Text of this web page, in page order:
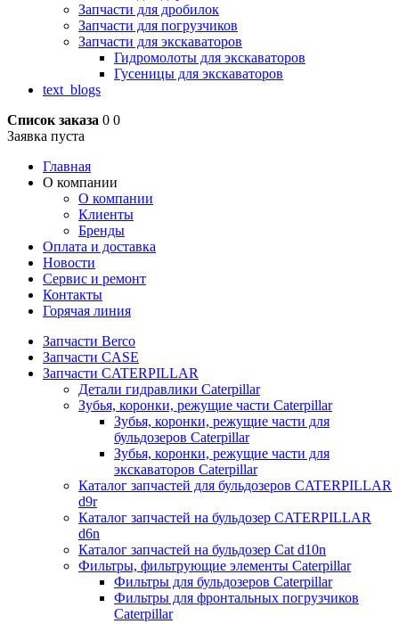
Запчасти для дробилок
Запчасти для погрузчиков
Запчасти для экскаваторов
Гидромолоты для экскаваторов
Гусеницы для экскаваторов
text_blogs
Список заказа 0 0
Заявка пуста
Главная
О компании
О компании
Клиенты
Бренды
Оплата и доставка
Новости
Сервис и ремонт
Контакты
Горячая линия
Запчасти Berco
Запчасти CASE
Запчасти CATERPILLAR
Детали гидравлики Caterpillar
Зубья, коронки, режущие части Caterpillar
Зубья, коронки, режущие части для
бульдозеров Caterpillar
Зубья, коронки, режущие части для
экскаваторов Caterpillar
Каталог запчастей для бульдозеров CATERPILLAR
d9r
Каталог запчастей на бульдозер CATERPILLAR
d6n
Каталог запчастей на бульдозер Сat d10n
Фильтры, фильтрующие элементы Caterpillar
Фильтры для бульдозеров Caterpillar
Фильтры для фронтальных погрузчиков
Caterpillar